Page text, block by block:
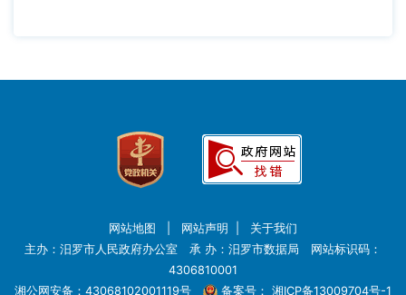
网站地图 网站声明
关于我们
主办：汨罗市人民政府办公室 承 办：汨罗市数据局 网站标识码：
4306810001
湘公网安备：43068102001119号
备案号： 湘ICP备13009704号-1